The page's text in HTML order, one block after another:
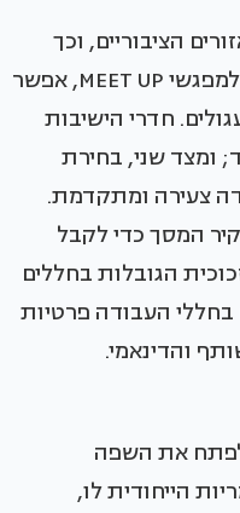
הציבוריים, וכך
לצד מטבח משותף המשמש גם למפגשי MEET UP, אפשר
חדרי הישיבות
ומצד שני, בחירת
צעירה ומתקדמת.
המסך כדי לקבל
הגובלות בחללים
העבודה פרטיות
והדינאמי.
לפתח את השפה
הייחודית לו,